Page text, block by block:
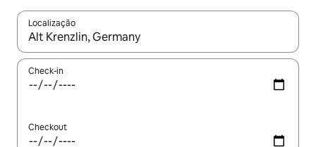
Localização
Quando os resultados estiverem disponíveis, explore-os
Check-in
Checkout